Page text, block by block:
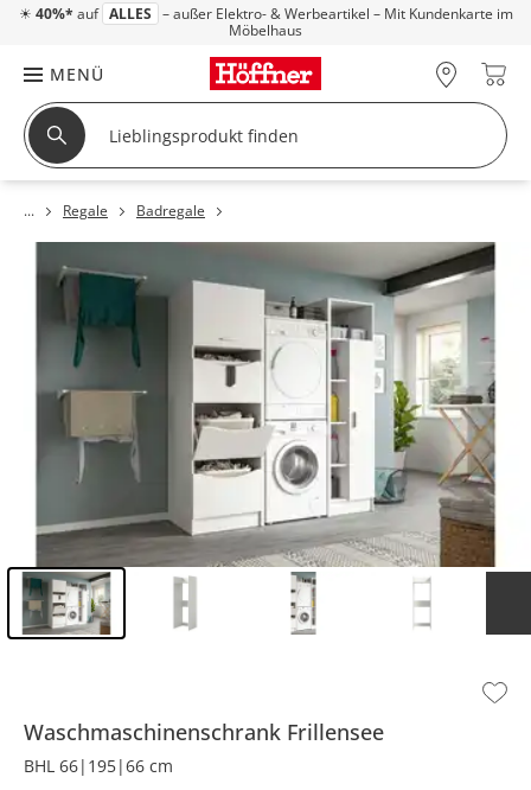
☀ 40%* auf ALLES – außer Elektro- & Werbeartikel – Mit Kundenkarte im
Möbelhaus
MENÜ
Regale Badregale
Waschmaschinenschrank Frillensee
BHL 66|195|66 cm